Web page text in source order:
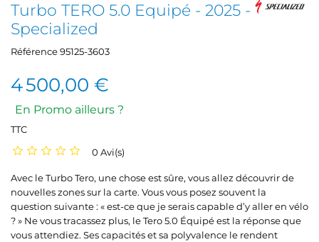
Turbo TERO 5.0 Equipé - 2025 -
Specialized
Référence95125-3603
4 500,00 €
En Promo ailleurs ?
TTC
0 Avi(s)
Avec le Turbo Tero, une chose est sûre, vous allez découvrir de
nouvelles zones sur la carte. Vous vous posez souvent la
question suivante : « est-ce que je serais capable d’y aller en vélo
? » Ne vous tracassez plus, le Tero 5.0 Équipé est la réponse que
vous attendiez. Ses capacités et sa polyvalence le rendent